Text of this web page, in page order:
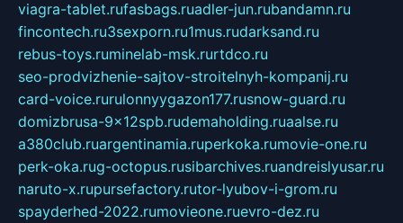
viagra-tablet.rufasbags.ruadler-jun.rubandamn.ru
fincontech.ru3sexporn.ru1mus.rudarksand.ru
rebus-toys.ruminelab-msk.rurtdco.ru
seo-prodvizhenie-sajtov-stroitelnyh-kompanij.ru
card-voice.rurulonnyygazon177.rusnow-guard.ru
domizbrusa-9x12spb.rudemaholding.ruaalse.ru
a380club.ruargentinamia.ruperkoka.rumovie-one.ru
perk-oka.rug-octopus.rusibarchives.ruandreislyusar.ru
naruto-x.rupursefactory.rutor-lyubov-i-grom.ru
spayderhed-2022.rumovieone.ruevro-dez.ru